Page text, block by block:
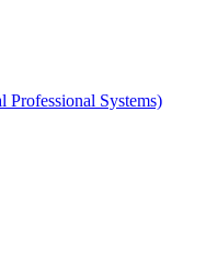
Professional Systems)